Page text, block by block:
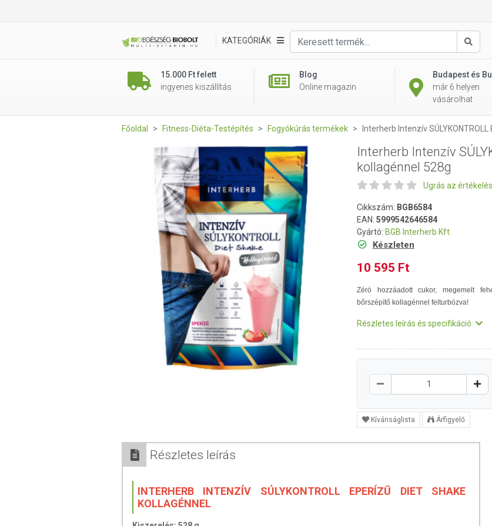
KATEGÓRIÁK
15.000 Ft felett
ingyenes kiszállítás
Blog
Online magazin
Budapest és
már 6 helyen
vásárolhat
Főoldal Fitness-Diéta-Testépítés Fogyókúrás termékek Interherb Intenzív
Interherb Intenzív
kollagénnel 528g
Ugrás az
Cikkszám: BGB6584
EAN: 5999542646584
Gyártó: BGB Interherb Kft.
Készleten
10 595 Ft
Zéró hozzáadott cukor, megemelt
bőrszépítő kollagénnel felturbózva!
Részletes leírás és specifikáció
Kívánságlista Árfigyelő
Részletes leírás
INTERHERB INTENZÍV SÚLYKONTROLL EPERÍZŰ DIET SHAKE
KOLLAGÉNNEL